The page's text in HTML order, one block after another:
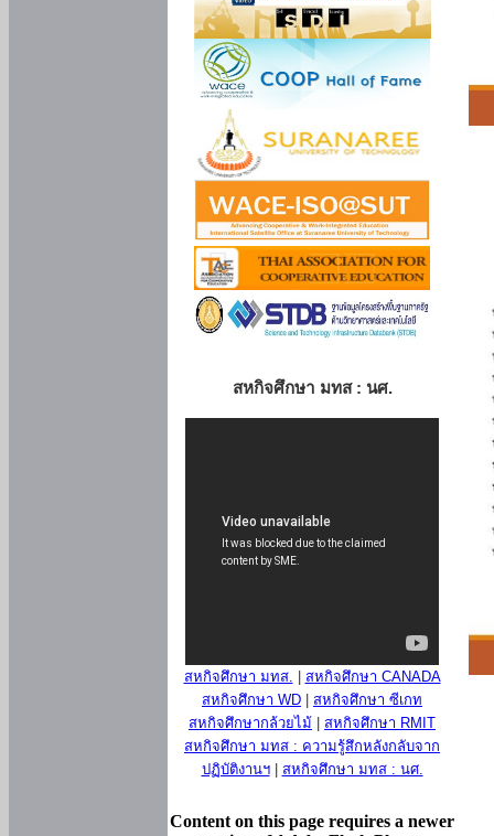
สหกิจศึกษา มทส : นศ.
สหกิจศึกษา มทส.
สหกิจศึกษา CANADA
สหกิจศึกษา WD
สหกิจศึกษา ซีเกท
สหกิจศึกษากล้วยไม้
สหกิจศึกษา RMIT
สหกิจศึกษา มทส : ความรู้สึกหลังกลับจาก
ปฏิบัติงานฯ| สหกิจศึกษา มทส : นศ.
Content on this page requires a newer